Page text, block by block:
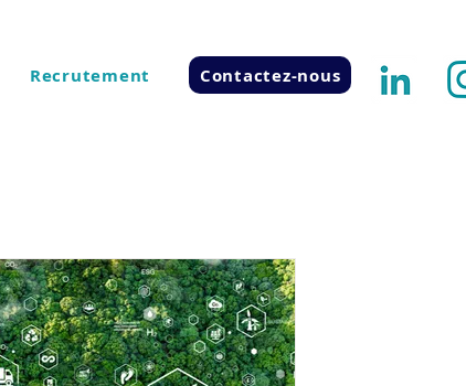
Recrutement Contactez-nous